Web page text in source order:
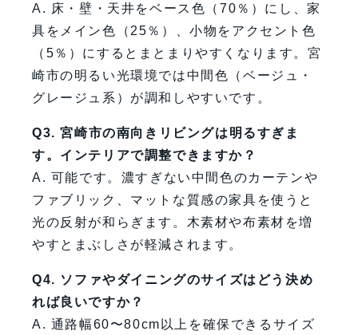
A. 床・壁・天井をベース色（70％）にし、家
具をメイン色（25％）、小物をアクセント色
（5％）にするとまとまりやすくなります。宮
崎市の明るい光環境では中間色（ベージュ・
グレージュ系）が調和しやすいです。
Q3. 宮崎市の南向きリビングは明るすぎま
す。インテリアで調整できますか？
A. 可能です。濃すぎない中間色のカーテンや
ファブリック、マットな質感の家具を使うと
光の反射が和らぎます。木素材や布素材を増
やすとまぶしさが軽減されます。
Q4. ソファやダイニングのサイズはどう決め
れば良いですか？
A. 通路幅60〜80cm以上を確保できるサイズ